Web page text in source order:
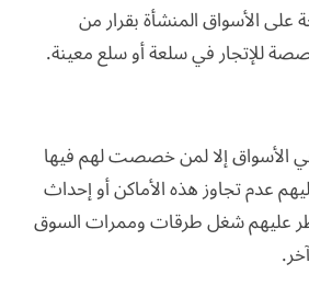
على الأسواق المنشأة بقرار من
للإتجار في سلعة أو سلع معينة.
في الأسواق إلا لمن خصصت لهم فيها
عدم تجاوز هذه الأماكن أو إحداث
عليهم شغل طرقات وممرات السوق